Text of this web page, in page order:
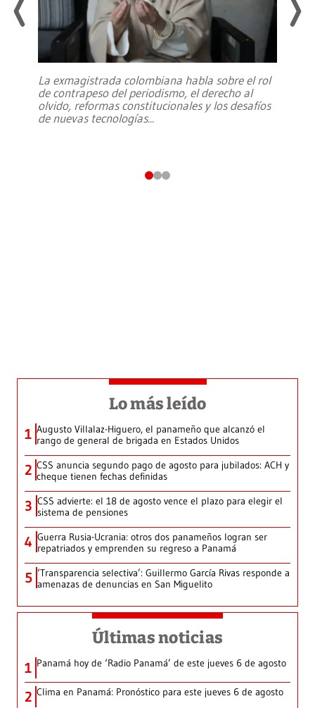
La exmagistrada colombiana habla sobre el rol
de contrapeso del periodismo, el derecho al
olvido, reformas constitucionales y los desafíos
de nuevas tecnologías...
Lo más leído
1 Augusto Villalaz-Higuero, el panameño que alcanzó el
rango de general de brigada en Estados Unidos
2 CSS anuncia segundo pago de agosto para jubilados: ACH y
cheque tienen fechas definidas
3 CSS advierte: el 18 de agosto vence el plazo para elegir el
sistema de pensiones
4 Guerra Rusia-Ucrania: otros dos panameños logran ser
repatriados y emprenden su regreso a Panamá
5 ‘Transparencia selectiva’: Guillermo García Rivas responde a
amenazas de denuncias en San Miguelito
Últimas noticias
1 Panamá hoy de ‘Radio Panamá’ de este jueves 6 de agosto
2 Clima en Panamá: Pronóstico para este jueves 6 de agosto